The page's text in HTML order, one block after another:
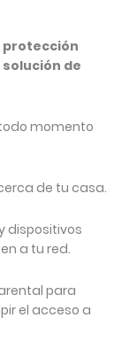
protección
de
momento
de tu casa.
dispositivos
a tu red.
para
el acceso a